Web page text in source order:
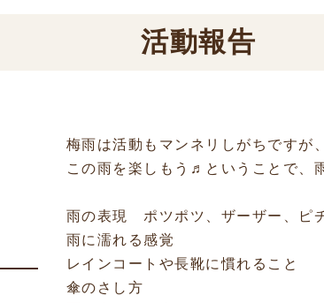
活動報告
梅雨は活動もマンネリしがちですが、
この雨を楽しもう♬ということで、
雨の表現 ポツポツ、ザーザー、ピ
雨に濡れる感覚
レインコートや長靴に慣れること
傘のさし方